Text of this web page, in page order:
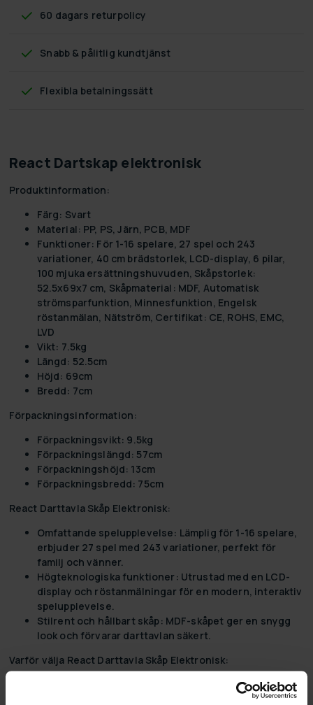
60 dagars returpolicy
Snabb & pålitlig kundtjänst
Flexibla betalningssätt
React Dartskap elektronisk
Produktinformation:
Färg: Svart
Material: PP, PS, Järn, PCB, MDF
Funktioner: För 1-16 spelare, 27 spel och 243
variationer, 40 cm brädstorlek, LCD-display, 6 pilar,
100 mjuka ersättningshuvuden, Skåpstorlek:
52.5x69x7 cm, Skåpmaterial: MDF, Automatisk
strömsparfunktion, Minnesfunktion, Engelsk
röstanmälan, Nätström, Certifikat: CE, ROHS, EMC,
LVD
Vikt: 7.5kg
Längd: 52.5cm
Höjd: 69cm
Bredd: 7cm
Förpackningsinformation:
Förpackningsvikt: 9.5kg
Förpackningslängd: 57cm
Förpackningshöjd: 13cm
Förpackningsbredd: 75cm
React Darttavla Skåp Elektronisk:
Omfattande spelupplevelse: Lämplig för 1-16 spelare,
erbjuder 27 spel med 243 variationer, perfekt för
familj och vänner.
Högteknologiska funktioner: Utrustad med en LCD-
display och röstanmälningar för en modern, interaktiv
spelupplevelse.
Stilrent och hållbart skåp: MDF-skåpet ger en snygg
look och förvarar darttavlan säkert.
Varför välja React Darttavla Skåp Elektronisk:
Det omfattande utbudet av spel och
variationer garanterar oändlig underhållning för alla